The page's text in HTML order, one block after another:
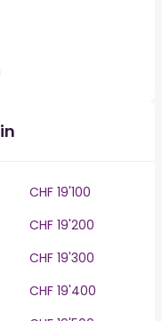
CHF 19'100
CHF 19'200
CHF 19'300
CHF 19'400